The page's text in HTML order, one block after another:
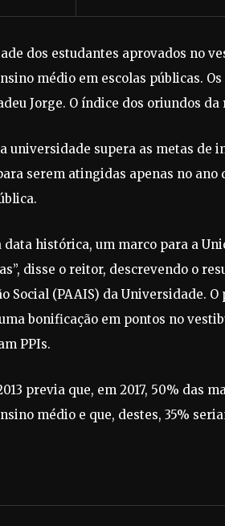
dos estudantes aprovados no
médio em escolas públicas.
Jorge. O índice dos oriundos
universidade supera as metas
serem atingidas apenas no ano
data histórica, um marco para a
disse o reitor, descrevendo o
Social (PAAIS) da Universidade.
bonificação em pontos no
PPIs.
previa que, em 2017, 50% das
médio e que, destes, 35%